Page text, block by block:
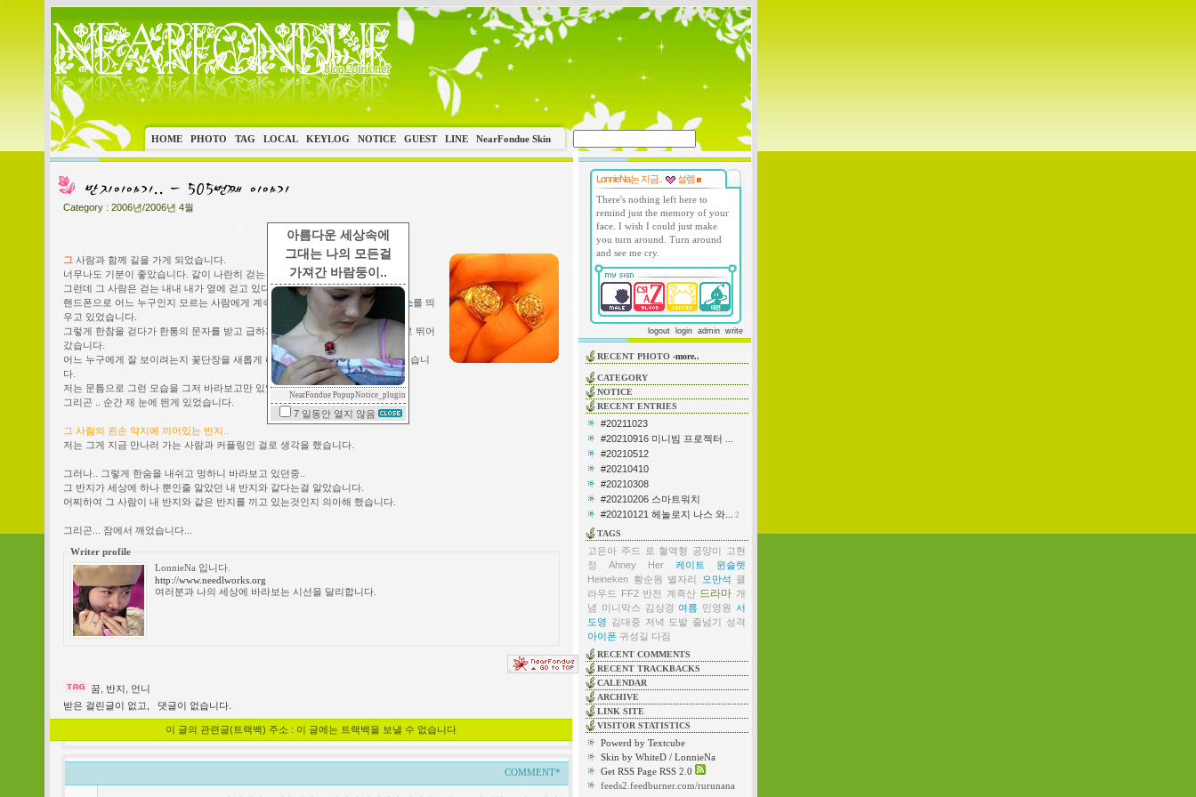
아름다운 세상속에
그대는 나의 모든걸
가져간 바람둥이..
NearFondue PopupNotice_plugin
7 일동안 열지 않음
HOME PHOTO TAG LOCAL KEYLOG NOTICE GUEST LINE NearFondue Skin
Category : 2006년/2006년 4월
그 사람과 함께 길을 가게 되었습니다.
너무나도 기분이 좋았습니다. 같이 나란히 걷는 것 만으로도 제겐 행복하니까요.
그런데 그 사람은 걷는 내내 내가 옆에 걷고 있다는 것을 잊은건지,
핸드폰으로 어느 누구인지 모르는 사람에게 계속 문자를 주고 받으며 입가에
미소를 띄
우고 있었습니다.
그렇게 한참을 걷다가 한통의 문자를 받고 급하게 나가봐야하 한다며 먼저 집으로 뛰어
갔습니다.
어느 누구에게 잘 보이려는지 꽃단장을 새롭게 해야하며 분주하게 움직이고 있었습니
다.
저는 문틈으로 그런 모습을 그저 바라보고만 있었습니다.
그리곤 .. 순간 제 눈에 띈게 있었습니다.
그 사람의 왼손 약지에 끼어있는 반지..
저는 그게 지금 만나러 가는 사람과 커플링인 걸로 생각을 했습니다.
그러나.. 그렇게 한숨을 내쉬고 멍하니 바라보고 있던중..
그 반지가 세상에 하나 뿐인줄 알았던 내 반지와 같다는걸 알았습니다.
어찌하여 그 사람이 내 반지와 같은 반지를 끼고 있는것인지 의아해 했습니다.
그리곤... 잠에서 깨었습니다...
Writer profile
LonnieNa 입니다.
http://www.needlworks.org
여러분과 나의 세상에 바라보는 시선을 달리합니다.
꿈 반지
언니
받은 걸린글이 없고,
댓글이 없습니다.
이 글의 관련글(트랙백) 주소 : 이 글에는 트랙백을 보낼 수 없습니다
COMMENT*
LonnieNa는 지금..
설렘
There's nothing left here to
remind just the memory of your
face. I wish I could just make
you turn around. Turn around
and see me cry.
logout login admin write
RECENT PHOTO -more..
CATEGORY
NOTICE
RECENT ENTRIES
#20211023
#20210916 미니빔 프로젝터 ...
#20210512
#20210410
#20210308
#20210206 스마트워치
#20210121 헤놀로지 나스 와...
2
TAGS
고은아 주드 로 혈액형 공양미
고현
정
Ahney Her
케이트 윈슬렛
Heineken 황순원 별자리 오만석 클
라우드
FF2 반전 계족산 드라마 개
념
미니막스 김상경 여름 민영원 서
도영 김대중 저녁 도발 줄넘기
성격
아이폰 귀성길 다짐
RECENT COMMENTS
RECENT TRACKBACKS
CALENDAR
ARCHIVE
LINK SITE
VISITOR STATISTICS
Powerd by Textcube
Skin by WhiteD / LonnieNa
Get RSS Page RSS 2.0
feeds2.feedburner.com/rurunana